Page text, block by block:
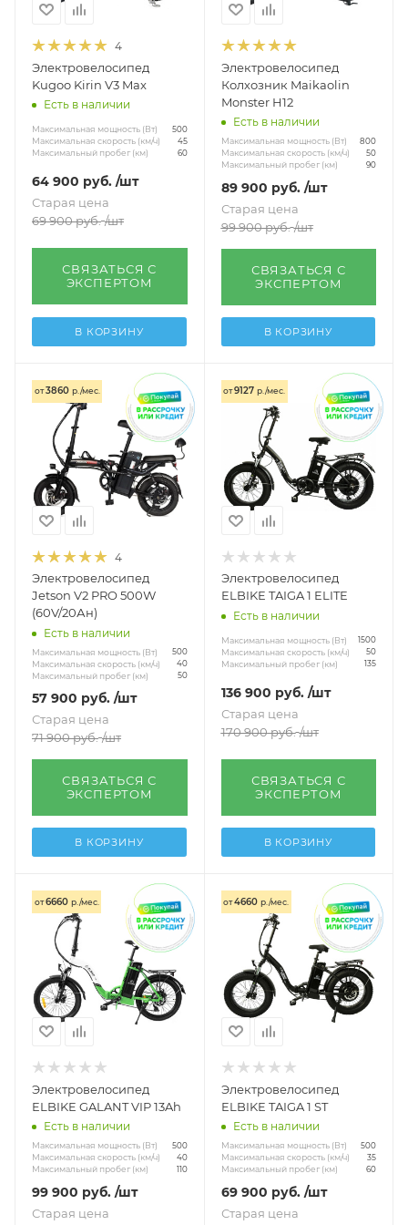
По размеру колёс
По нагрузке
Взрослые до 120 кг
Нагрузка 120 кг
Показать еще
Трехколесные для пожилых людей
Женские 250W Показать еще
4
Электровелосипед
Kugoo Kirin V3 Max
Есть в наличии
Максимальная мощность (Вт) 500
Максимальная скорость (км/ч) 45
Максимальный пробег (км) 60
64 900 руб. /шт
Старая цена
69 900руб. /шт
СВЯЗАТЬСЯ С
ЭКСПЕРТОМ
В КОРЗИНУ
Электровелосипед
Колхозник Maikaolin
Monster H12
Есть в наличии
Максимальная мощность (Вт) 800
Максимальная скорость (км/ч) 50
Максимальный пробег (км) 90
89 900 руб. /шт
Старая цена
99 900руб. /шт
СВЯЗАТЬСЯ С
ЭКСПЕРТОМ
В КОРЗИНУ
от3860 р./мес.
4
Электровелосипед
Jetson V2 PRO 500W
(60V/20Ан)
Есть в наличии
Максимальная мощность (Вт) 500
Максимальная скорость (км/ч) 40
Максимальный пробег (км) 50
57 900 руб. /шт
Старая цена
71 900руб. /шт
СВЯЗАТЬСЯ С
ЭКСПЕРТОМ
В КОРЗИНУ
от9127 р./мес.
Электровелосипед
ELBIKE TAIGA 1 ELITE
Есть в наличии
Максимальная мощность (Вт) 1500
Максимальная скорость (км/ч) 50
Максимальный пробег (км) 135
136 900 руб. /шт
Старая цена
170 900руб. /шт
СВЯЗАТЬСЯ С
ЭКСПЕРТОМ
В КОРЗИНУ
от6660 р./мес.
Электровелосипед
ELBIKE GALANT VIP 13Ah
Есть в наличии
Максимальная мощность (Вт) 500
Максимальная скорость (км/ч) 40
Максимальный пробег (км) 110
99 900 руб. /шт
Старая цена
от4660 р./мес.
Электровелосипед
ELBIKE TAIGA 1 ST
Есть в наличии
Максимальная мощность (Вт) 500
Максимальная скорость (км/ч) 35
Максимальный пробег (км) 60
69 900 руб. /шт
Старая цена